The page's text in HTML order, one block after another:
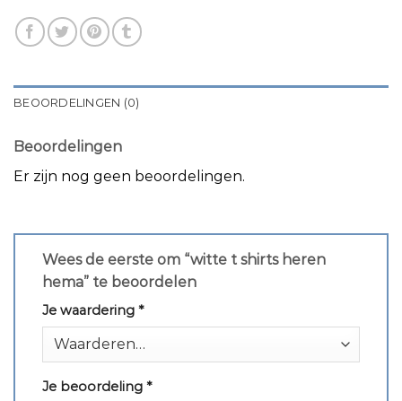
BEOORDELINGEN (0)
Beoordelingen
Er zijn nog geen beoordelingen.
Wees de eerste om “witte t shirts heren
hema” te beoordelen
Je waardering *
Je beoordeling *